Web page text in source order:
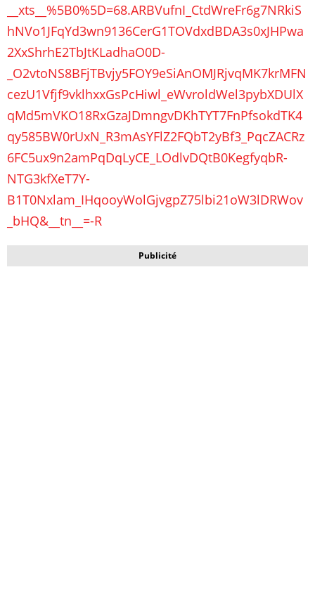
__xts__%5B0%5D=68.ARBVufnI_CtdWreFr6g7NRkiS
hNVo1JFqYd3wn9136CerG1TOVdxdBDA3s0xJHPwa
2XxShrhE2TbJtKLadhaO0D-
_O2vtoNS8BFjTBvjy5FOY9eSiAnOMJRjvqMK7krMFN
cezU1Vfjf9vklhxxGsPcHiwl_eWvroldWel3pybXDUlX
qMd5mVKO18RxGzaJDmngvDKhTYT7FnPfsokdTK4
qy585BW0rUxN_R3mAsYFlZ2FQbT2yBf3_PqcZACRz
6FC5ux9n2amPqDqLyCE_LOdlvDQtB0KegfyqbR-
NTG3kfXeT7Y-
B1T0Nxlam_IHqooyWolGjvgpZ75lbi21oW3lDRWov
_bHQ&__tn__=-R
Publicité